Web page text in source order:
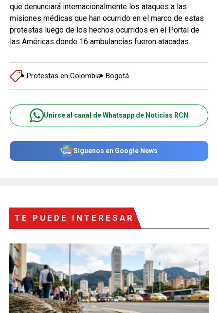
que denunciará internacionalmente los ataques a las
misiones médicas que han ocurrido en el marco de estas
protestas luego de los hechos ocurridos en el Portal de
las Américas donde 16 ambulancias fueron atacadas.
Protestas en Colombia Bogotá
Unirse al canal de Whatsapp de Noticias RCN
Síguenos en Google News
TE PUEDE INTERESAR